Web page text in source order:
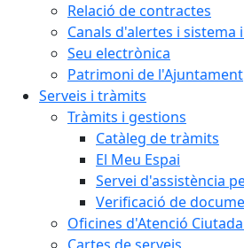
Relació de contractes
Canals d'alertes i sistema
Seu electrònica
Patrimoni de l'Ajuntament
Serveis i tràmits
Tràmits i gestions
Catàleg de tràmits
El Meu Espai
Servei d'assistència
Verificació de
Oficines d'Atenció